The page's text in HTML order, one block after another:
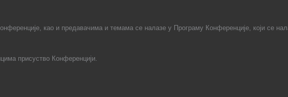
као и предавачима и темама се налазе у Програму Конференције, који се
присуство Конференцији.